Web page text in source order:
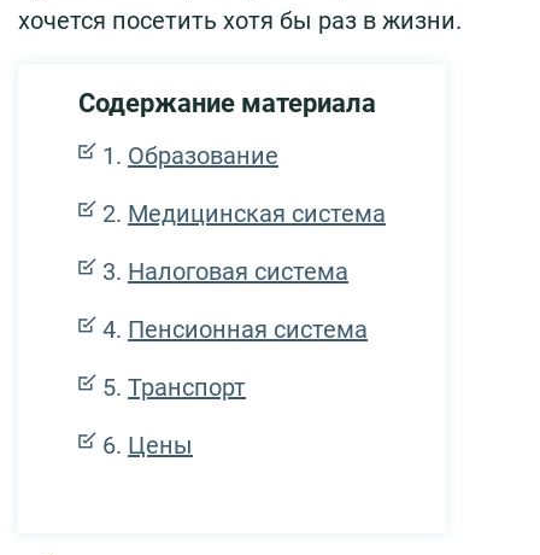
хочется посетить хотя бы раз в жизни.
Содержание материала
Образование
Медицинская система
Налоговая система
Пенсионная система
Транспорт
Цены